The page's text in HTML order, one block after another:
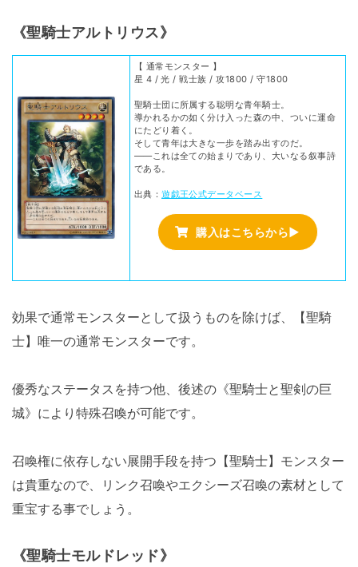
《聖騎士アルトリウス》
【 通常モンスター 】
星 4 / 光 / 戦士族 / 攻1800 / 守1800
聖騎士団に所属する聡明な青年騎士。
導かれるかの如く分け入った森の中、ついに運命
にたどり着く。
そして青年は大きな一歩を踏み出すのだ。
――これは全ての始まりであり、大いなる叙事詩
である。
出典：遊戯王公式データベース
購入はこちらから▶
効果で通常モンスターとして扱うものを除けば、【聖騎
士】唯一の通常モンスターです。
優秀なステータスを持つ他、後述の《聖騎士と聖剣の巨
城》により特殊召喚が可能です。
召喚権に依存しない展開手段を持つ【聖騎士】モンスター
は貴重なので、リンク召喚やエクシーズ召喚の素材として
重宝する事でしょう。
《聖騎士モルドレッド》